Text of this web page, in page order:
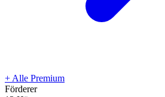
+ Alle Premium
Förderer